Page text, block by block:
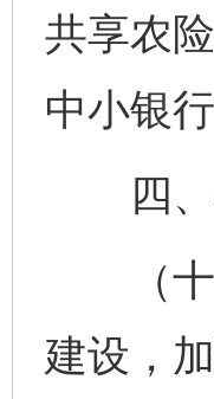
共享农
中小银
四、
（十
建设，